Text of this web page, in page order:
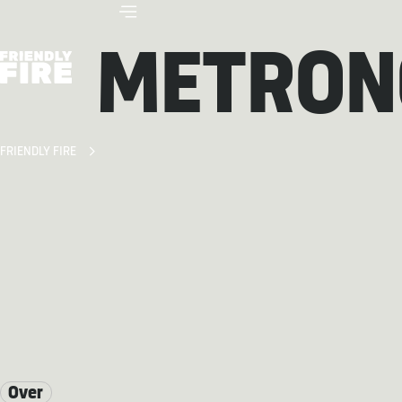
FRIENDLY FIRE
Over